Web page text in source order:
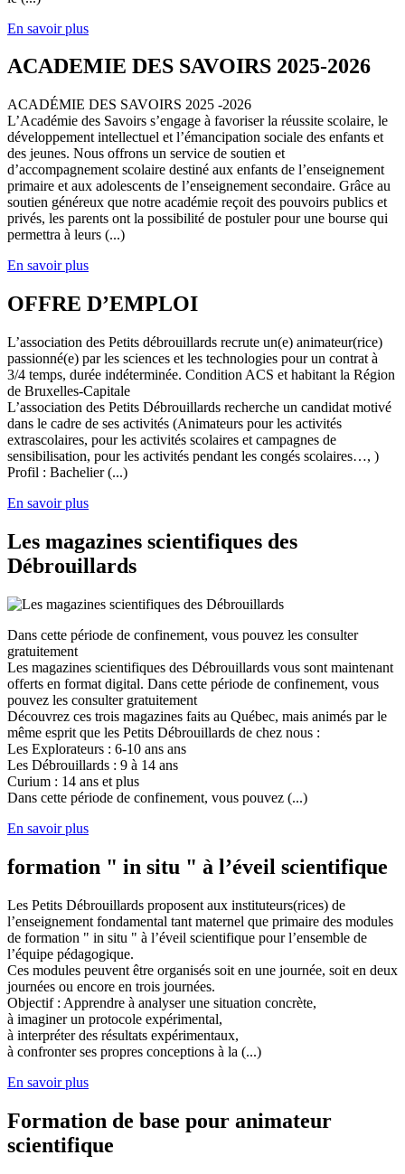
En savoir plus
ACADEMIE DES SAVOIRS 2025-2026
ACADÉMIE DES SAVOIRS 2025 -2026
L’Académie des Savoirs s’engage à favoriser la réussite scolaire, le
développement intellectuel et l’émancipation sociale des enfants et
des jeunes. Nous offrons un service de soutien et
d’accompagnement scolaire destiné aux enfants de l’enseignement
primaire et aux adolescents de l’enseignement secondaire. Grâce au
soutien généreux que notre académie reçoit des pouvoirs publics et
privés, les parents ont la possibilité de postuler pour une bourse qui
permettra à leurs (...)
En savoir plus
OFFRE D’EMPLOI
L’association des Petits débrouillards recrute un(e) animateur(rice)
passionné(e) par les sciences et les technologies pour un contrat à
3/4 temps, durée indéterminée. Condition ACS et habitant la Région
de Bruxelles-Capitale
L’association des Petits Débrouillards recherche un candidat motivé
dans le cadre de ses activités (Animateurs pour les activités
extrascolaires, pour les activités scolaires et campagnes de
sensibilisation, pour les activités pendant les congés scolaires…, )
Profil : Bachelier (...)
En savoir plus
Les magazines scientifiques des
Débrouillards
Dans cette période de confinement, vous pouvez les consulter
gratuitement
Les magazines scientifiques des Débrouillards vous sont maintenant
offerts en format digital. Dans cette période de confinement, vous
pouvez les consulter gratuitement
Découvrez ces trois magazines faits au Québec, mais animés par le
même esprit que les Petits Débrouillards de chez nous :
Les Explorateurs : 6-10 ans ans
Les Débrouillards : 9 à 14 ans
Curium : 14 ans et plus
Dans cette période de confinement, vous pouvez (...)
En savoir plus
formation " in situ " à l’éveil scientifique
Les Petits Débrouillards proposent aux instituteurs(rices) de
l’enseignement fondamental tant maternel que primaire des modules
de formation " in situ " à l’éveil scientifique pour l’ensemble de
l’équipe pédagogique.
Ces modules peuvent être organisés soit en une journée, soit en deux
journées ou encore en trois journées.
Objectif : Apprendre à analyser une situation concrète,
à imaginer un protocole expérimental,
à interpréter des résultats expérimentaux,
à confronter ses propres conceptions à la (...)
En savoir plus
Formation de base pour animateur
scientifique